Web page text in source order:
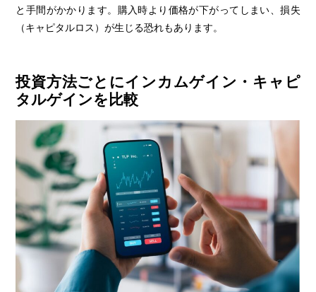
と手間がかかります。購入時より価格が下がってしまい、損失
（キャピタルロス）が生じる恐れもあります。
投資方法ごとにインカムゲイン・キャピ
タルゲインを比較